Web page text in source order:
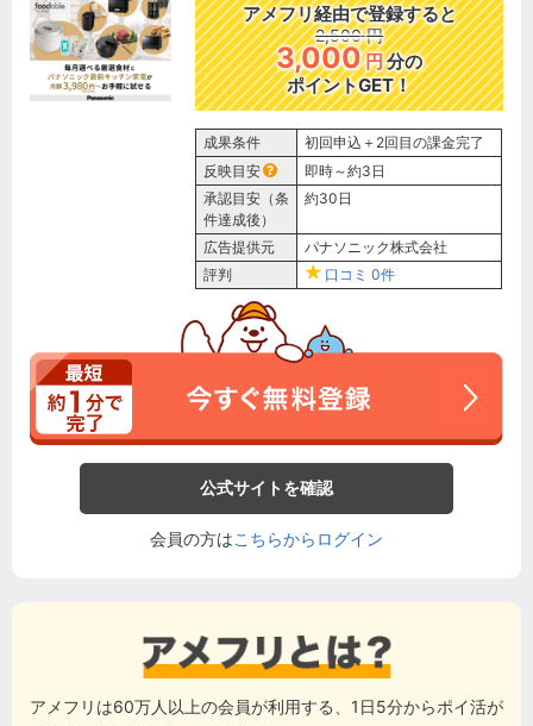
アメフリ経由で登録すると
2,500 円
3,000円分の
ポイントGET！
成果条件
初回申込＋2回目の課金完了
反映目安
即時～約3日
承認目安（条
件達成後）
約30日
広告提供元
パナソニック株式会社
評判
口コミ 0件
公式サイトを確認
会員の方はこちらからログイン
アメフリは60万人以上の会員が利用する、1日5分からポイ活が